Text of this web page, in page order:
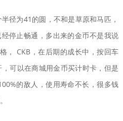
径为41的圆，不和是草原和马匹，
停止畅通，多出来的金币不是我说
， CKB，在后期的成长中，按回车
，可以在商城用金币买计时卡，但是
的敌人，使用寿命不长，很多钱